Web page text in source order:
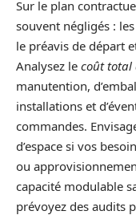
Sur le plan
souvent négligés :
le préavis de départ
Analysez le coût total
manutention,
installations et
commandes.
d’espace si vos
ou
capacité modulable
prévoyez des audits